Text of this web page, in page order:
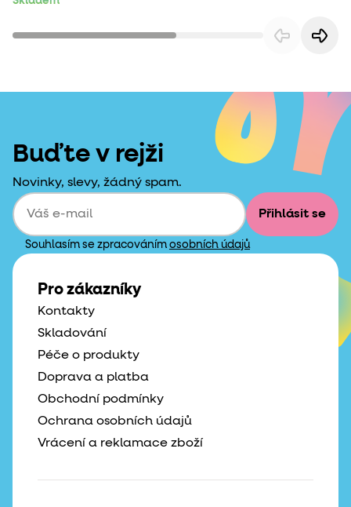
Buďte v rejži
Novinky, slevy, žádný spam.
Přihlásit se
Souhlasím se zpracováním osobních údajů
Pro zákazníky
Kontakty
Skladování
Péče o produkty
Doprava a platba
Obchodní podmínky
Ochrana osobních údajů
Vrácení a reklamace zboží